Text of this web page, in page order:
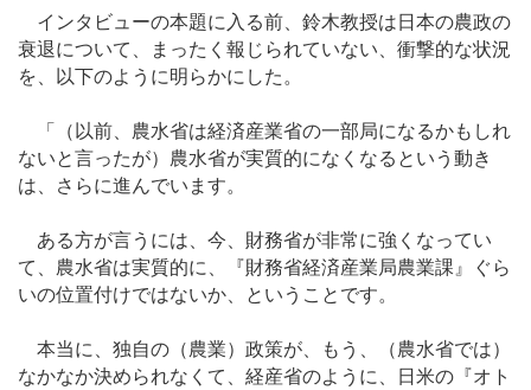
インタビューの本題に入る前、鈴木教授は日本の農政の
衰退について、まったく報じられていない、衝撃的な状況
を、以下のように明らかにした。
「（以前、農水省は経済産業省の一部局になるかもしれ
ないと言ったが）農水省が実質的になくなるという動き
は、さらに進んでいます。
ある方が言うには、今、財務省が非常に強くなってい
て、農水省は実質的に、『財務省経済産業局農業課』ぐら
いの位置付けではないか、ということです。
本当に、独自の（農業）政策が、もう、（農水省では）
なかなか決められなくて、経産省のように、日米の『オト